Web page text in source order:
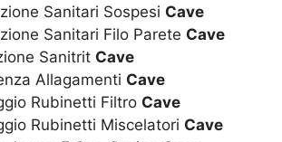
Sanitari Sospesi Cave
Sanitari Filo Parete Cave
Sanitrit Cave
Allagamenti Cave
Rubinetti Filtro Cave
Rubinetti Miscelatori Cave